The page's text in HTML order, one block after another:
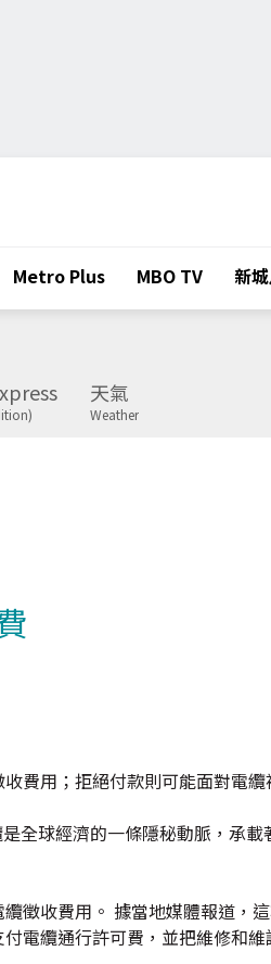
Metro Plus MBO TV 新
天氣
Weather
費用；拒絕付款則可能面對電纜
全球經濟的一條隱秘動脈，承
徵收費用。 據當地媒體報道，
電纜通行許可費，並把維修和維